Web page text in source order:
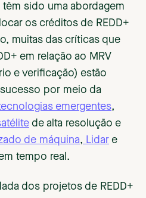
sido uma abordagem
os créditos de REDD+
muitas das críticas que
em relação ao MRV
e verificação) estão
por meio da
emergentes,
de alta resolução e
de máquina, Lidar e
tempo real.
dos projetos de REDD+